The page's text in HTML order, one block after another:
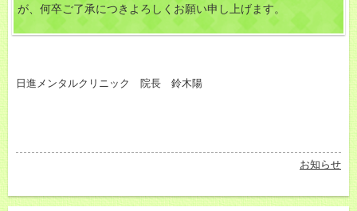
が、何卒ご了承につきよろしくお願い申し上げます。
日進メンタルクリニック 院長 鈴木陽
お知らせ